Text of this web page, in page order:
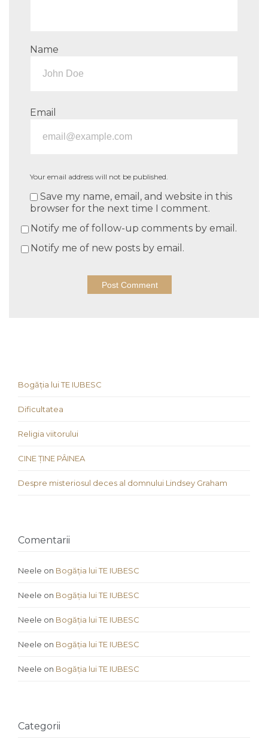
Name
Email
Your email address will not be published.
Save my name, email, and website in this
browser for the next time I comment.
Notify me of follow-up comments by email.
Notify me of new posts by email.
Bogăția lui TE IUBESC
Dificultatea
Religia viitorului
CINE ȚINE PÂINEA
Despre misteriosul deces al domnului Lindsey Graham
Comentarii
Neele on Bogăția lui TE IUBESC
Neele on Bogăția lui TE IUBESC
Neele on Bogăția lui TE IUBESC
Neele on Bogăția lui TE IUBESC
Neele on Bogăția lui TE IUBESC
Categorii